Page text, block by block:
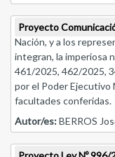
Proyecto
Nación, y a los
integran, la imperiosa
461/2025, 462/2025,
por el Poder Ejecutivo
facultades conferidas.
Autor/es:BERROS